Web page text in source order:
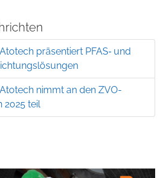
präsentiert PFAS‑ und
Atotech nimmt an den ZVO-
2025 teil